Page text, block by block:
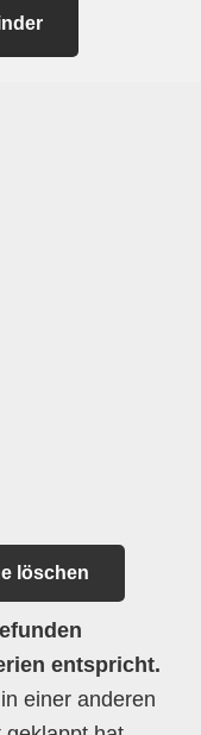
löschen
entspricht.
einer anderen